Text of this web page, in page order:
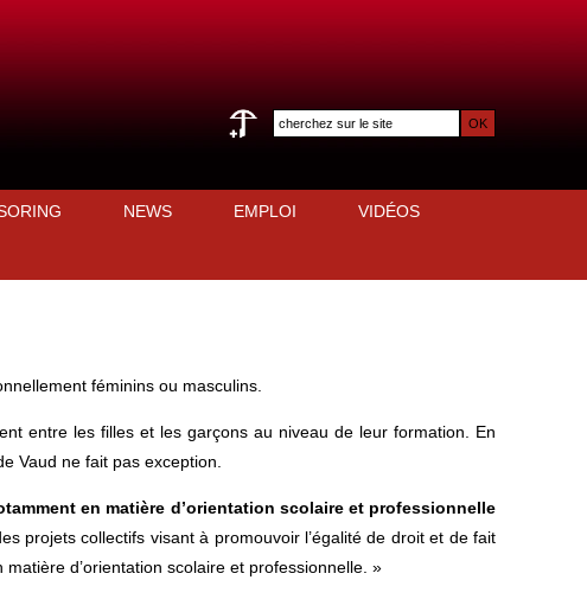
NEWS EMPLOI VIDÉOS
féminins ou masculins.
entre les filles et les garçons au niveau de leur formation. En
Vaud ne fait pas exception.
en matière d’orientation scolaire et professionnelle
projets collectifs visant à promouvoir l’égalité de droit et de fait
d’orientation scolaire et professionnelle. »